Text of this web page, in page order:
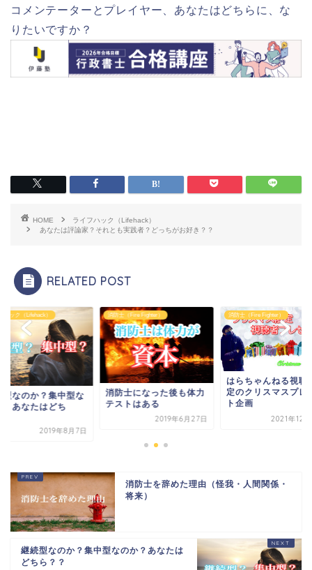
コメンテーターとプレイヤー、あなたはどちらに、な
りたいですか？
HOME
ライフハック（Lifehack）
あなたは評論家？それとも実践者？どっちがお好き？？
RELATED POST
ハック（Lifehack）
型なのか？集中型な
？あなたはどち
2019年8月7日
消防士（Fire Fighter）
消防士になった後も体力
テストはある
2019年6月27日
消防士（Fire Fighter）
はらちゃんねる視聴
定のクリスマスプレ
ト企画
2021年12
消防士を辞めた理由（怪我・人間関係・
将来）
継続型なのか？集中型なのか？あなたは
どちら？？